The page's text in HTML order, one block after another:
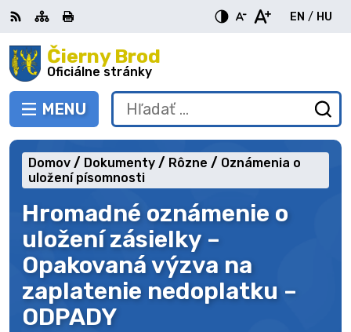
Preskočiť
na
obsah Čierny Brod
Oficiálne stránky
PREPNÚŤ
MENU
RSS MapaTlačiť
EN
English
/ HU
Hľadať:
Hromadné oznámenie o
uložení zásielky –
Opakovaná výzva na
zaplatenie nedoplatku –
ODPADY
Domov Dokumenty Rôzne
Oznámenia o
uložení písomnosti